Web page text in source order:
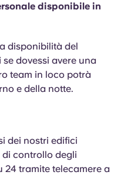
disponibile in
disponibilità del
dovessi avere una
team in loco potrà
e della notte.
dei nostri edifici
di controllo degli
24 tramite telecamere a